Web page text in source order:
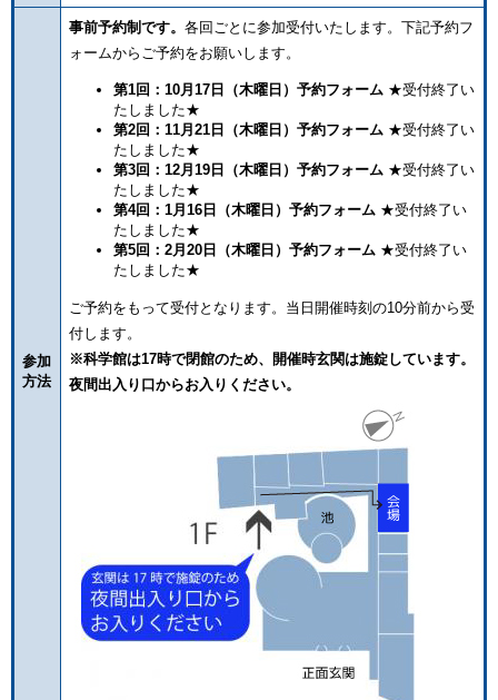
参加
方法
事前予約制です。 各回ごとに参加受付いたします。下記予約フ
ォームからご予約をお願いします。
第1回：10月17日（木曜日）予約フォーム ★受付終了い
たしました★
第2回：11月21日（木曜日）予約フォーム★受付終了い
たしました★
第3回：12月19日（木曜日）予約フォーム★受付終了い
たしました★
第4回：1月16日（木曜日）予約フォーム★受付終了い
たしました★
第5回：2月20日（木曜日）予約フォーム★受付終了い
たしました★
ご予約をもって受付となります。当日開催時刻の10分前から受
付します。
※科学館は17時で閉館のため、開催時玄関は施錠しています。
夜間出入り口からお入りください。